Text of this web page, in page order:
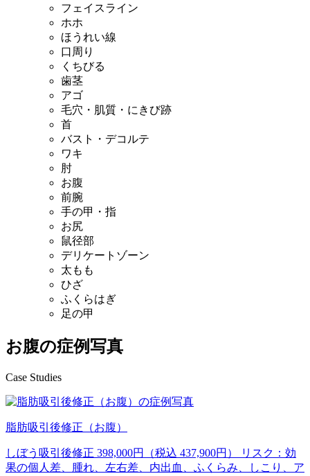
フェイスライン
ホホ
ほうれい線
口周り
くちびる
歯茎
アゴ
毛穴・肌質・にきび跡
首
バスト・デコルテ
ワキ
肘
お腹
前腕
手の甲・指
お尻
鼠径部
デリケートゾーン
太もも
ひざ
ふくらはぎ
足の甲
お腹の症例写真
Case Studies
脂肪吸引後修正（お腹）
しぼう吸引後修正 398,000円（税込 437,900円） リスク：効
果の個人差、腫れ、左右差、内出血、ふくらみ、しこり、ア